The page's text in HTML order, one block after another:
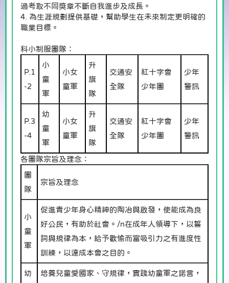
過考取不同獎章不斷自我進步及成長。
4. 為生涯規劃提供基礎，幫助學生在未來制定更明確的
職業目標。
科小制服團隊：
P.1
-2
小
童
軍
小女
童軍
升
旗
隊
交通安
全隊
紅十字會
少年團
少年
警訊
P.3
-4
幼
童
軍
小女
童軍
升
旗
隊
交通安
全隊
紅十字會
少年團
少年
警訊
各團隊宗旨及理念：
團
隊
宗旨及理念
小
童
軍
促進青少年身心精神的陶冶與啟發，使能成為良
好公民，有助於社會。/n在成年人領導下，以誓
詞與規律為本，給予歡愉而富吸引力之有進度性
訓練，以達成本會之目的。
幼
培養兒童愛國家、守規律，實踐幼童軍之諾言，